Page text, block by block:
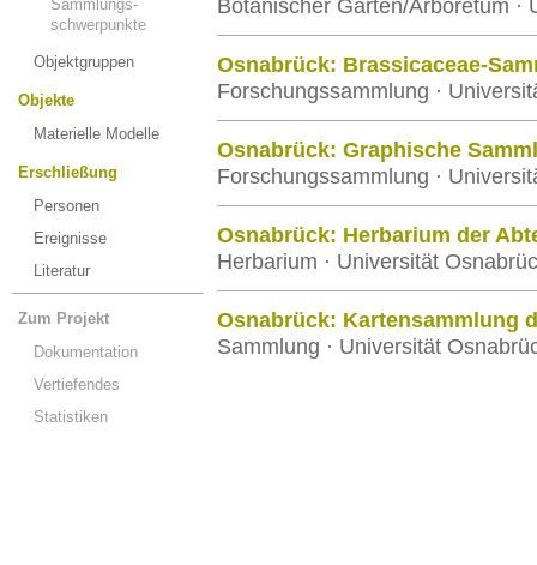
Sammlungs-
schwerpunkte
Objektgruppen
Objekte
Materielle Modelle
Erschließung
Personen
Ereignisse
Literatur
Zum Projekt
Dokumentation
Vertiefendes
Statistiken
Botanischer Garten/Arboretum ·
Osnabrück: Brassicaceae-
Forschungssammlung ·
Osnabrück: Graphische
Forschungssammlung ·
Osnabrück: Herbarium der
Herbarium · Universität
Osnabrück: Kartensammlung
Sammlung · Universität